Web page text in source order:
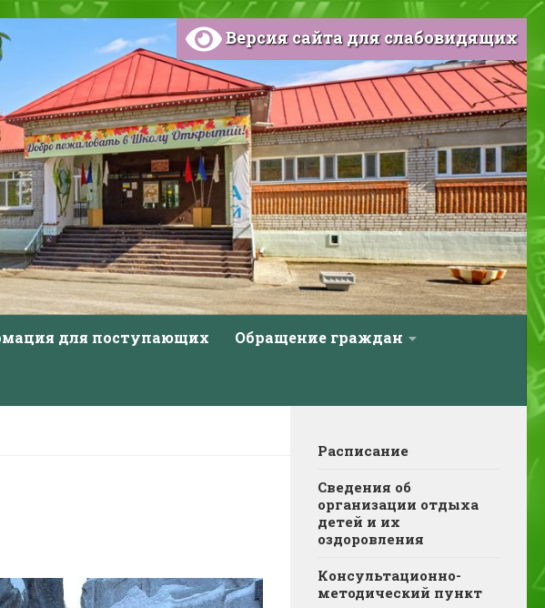
Версия сайта для слабовидящих
для поступающих Обращение граждан
Расписание
Сведения об
организации отдыха
детей и их
оздоровления
Консультационно-
методический пункт